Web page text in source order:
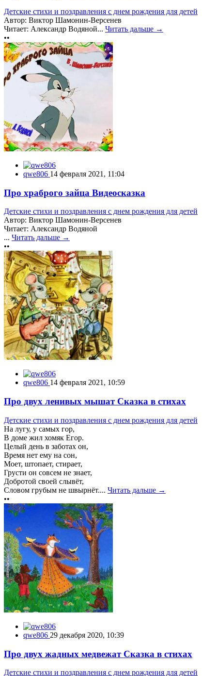
Детские стихи и поздравления с днем рождения для детей
Автор: Виктор Шамонин-Версенев
Читает: Александр Водяной... Читать дальше →
••
qwe806 14 февраля 2021, 11:04
Про храброго зайца Видеосказка
Детские стихи и поздравления с днем рождения для детей
Автор: Виктор Шамонин-Версенев
Читает: Александр Водяной
... Читать дальше →
••
qwe806 14 февраля 2021, 10:59
Про двух ленивых мышат Сказка в стихах
Детские стихи и поздравления с днем рождения для детей
На лугу, у самых гор,
В доме жил хомяк Егор.
Целый день в заботах он,
Время нет ему на сон,
Моет, штопает, стирает,
Грусти он совсем не знает,
Добротой своей слывёт,
Словом грубым не швырнёт.... Читать дальше →
••
qwe806 29 декабря 2020, 10:39
Про двух жадных медвежат Сказка в стихах
Детские стихи и поздравления с днем рождения для детей